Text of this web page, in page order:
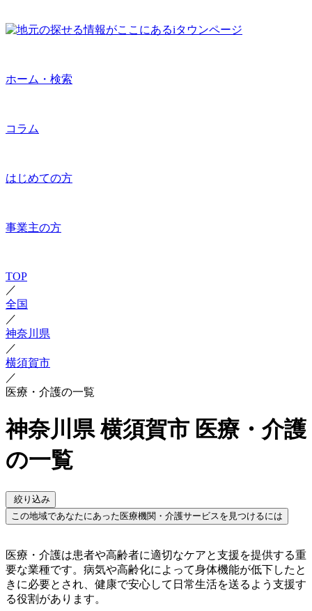
ホーム・検索
コラム
はじめての方
事業主の方
TOP
／
全国
／
神奈川県
／
横須賀市
／
医療・介護の一覧
神奈川県 横須賀市 医療・介護
の一覧
絞り込み
この地域であなたにあった医療機関・介護サービスを見つけるには
医療・介護は患者や高齢者に適切なケアと支援を提供する重
要な業種です。病気や高齢化によって身体機能が低下したと
きに必要とされ、健康で安心して日常生活を送るよう支援す
る役割があります。